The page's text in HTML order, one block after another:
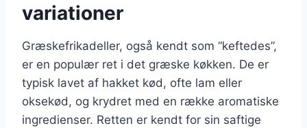
variationer
Græskefrikadeller, også kendt som “keftedes”,
er en populær ret i det græske køkken. De er
typisk lavet af hakket kød, ofte lam eller
oksekød, og krydret med en række aromatiske
ingredienser. Retten er kendt for sin saftige